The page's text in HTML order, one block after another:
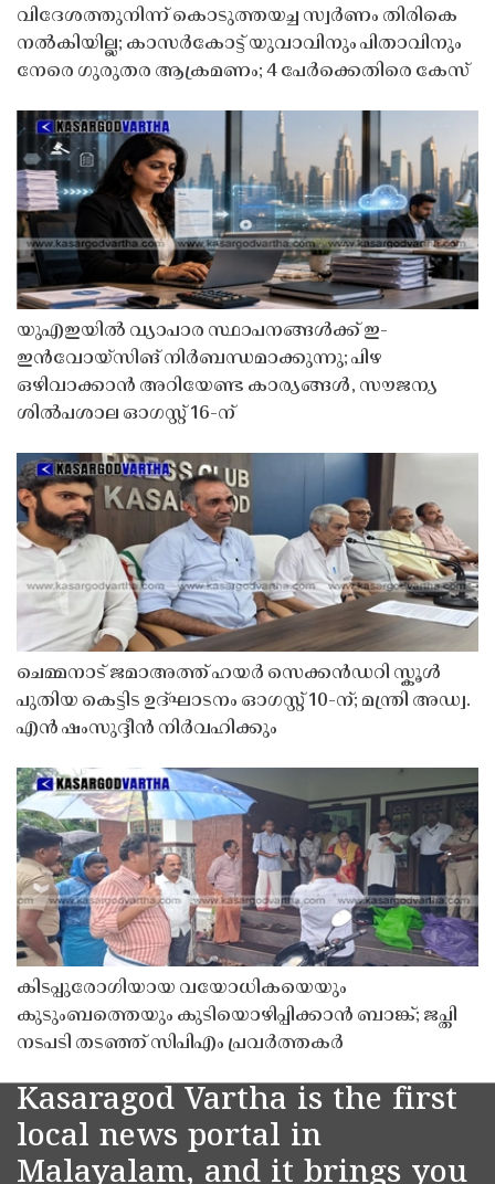
വിദേശത്തുനിന്ന് കൊടുത്തയച്ച സ്വർണം തിരികെ
നൽകിയില്ല; കാസർകോട്ട് യുവാവിനും പിതാവിനും
നേരെ ഗുരുതര ആക്രമണം; 4 പേർക്കെതിരെ കേസ്
യുഎഇയിൽ വ്യാപാര സ്ഥാപനങ്ങൾക്ക് ഇ-
ഇൻവോയ്സിങ് നിർബന്ധമാക്കുന്നു; പിഴ
ഒഴിവാക്കാൻ അറിയേണ്ട കാര്യങ്ങൾ, സൗജന്യ
ശിൽപശാല ഓഗസ്റ്റ് 16-ന്
ചെമ്മനാട് ജമാഅത്ത് ഹയർ സെക്കൻഡറി സ്കൂൾ
പുതിയ കെട്ടിട ഉദ്ഘാടനം ഓഗസ്റ്റ് 10-ന്; മന്ത്രി അഡ്വ.
എൻ ഷംസുദ്ദീൻ നിർവഹിക്കും
കിടപ്പുരോഗിയായ വയോധികയെയും
കുടുംബത്തെയും കുടിയൊഴിപ്പിക്കാൻ ബാങ്ക്; ജപ്തി
നടപടി തടഞ്ഞ് സിപിഎം പ്രവർത്തകർ
Kasaragod Vartha is the first
local news portal in
Malayalam, and it brings you